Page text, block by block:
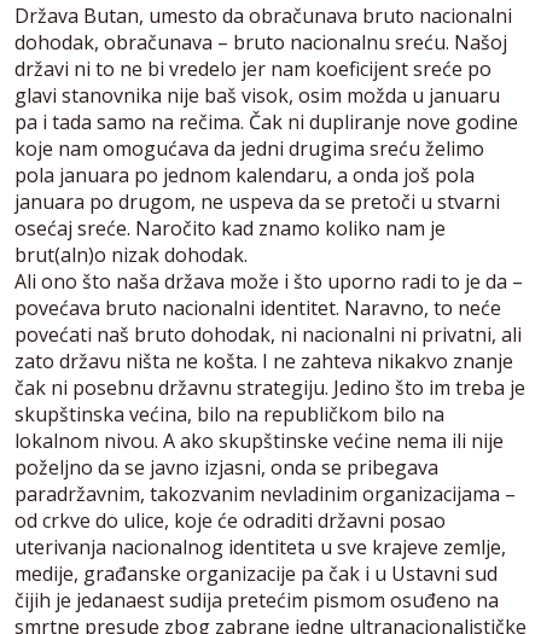
Država Butan, umesto da obračunava bruto nacionalni
dohodak, obračunava – bruto nacionalnu sreću. Našoj
državi ni to ne bi vredelo jer nam koeficijent sreće po
glavi stanovnika nije baš visok, osim možda u januaru
pa i tada samo na rečima. Čak ni dupliranje nove godine
koje nam omogućava da jedni drugima sreću želimo
pola januara po jednom kalendaru, a onda još pola
januara po drugom, ne uspeva da se pretoči u stvarni
osećaj sreće. Naročito kad znamo koliko nam je
brut(aln)o nizak dohodak.
Ali ono što naša država može i što uporno radi to je da –
povećava bruto nacionalni identitet. Naravno, to neće
povećati naš bruto dohodak, ni nacionalni ni privatni, ali
zato državu ništa ne košta. I ne zahteva nikakvo znanje
čak ni posebnu državnu strategiju. Jedino što im treba je
skupštinska većina, bilo na republičkom bilo na
lokalnom nivou. A ako skupštinske većine nema ili nije
poželjno da se javno izjasni, onda se pribegava
paradržavnim, takozvanim nevladinim organizacijama –
od crkve do ulice, koje će odraditi državni posao
uterivanja nacionalnog identiteta u sve krajeve zemlje,
medije, građanske organizacije pa čak i u Ustavni sud
čijih je jedanaest sudija pretećim pismom osuđeno na
smrtne presude zbog zabrane jedne ultranacionalističke